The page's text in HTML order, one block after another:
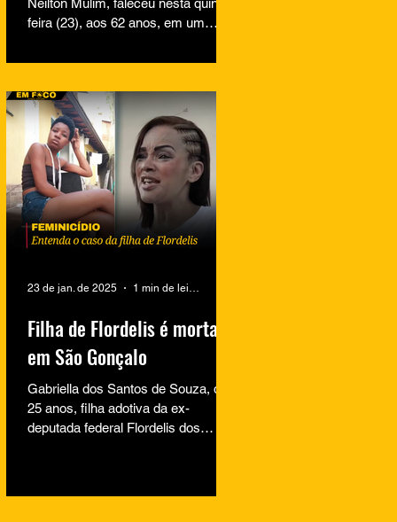
feira (23), aos 62 anos, em um
informação...
Filha de Flordelis é morta
em São Gonçalo
Gabriella dos Santos de Souza, de
25 anos, filha adotiva da ex-
deputada federal Flordelis dos
23 de jan. de 2025 1 min de leitura